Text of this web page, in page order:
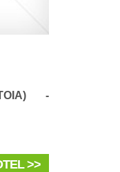
-
>>